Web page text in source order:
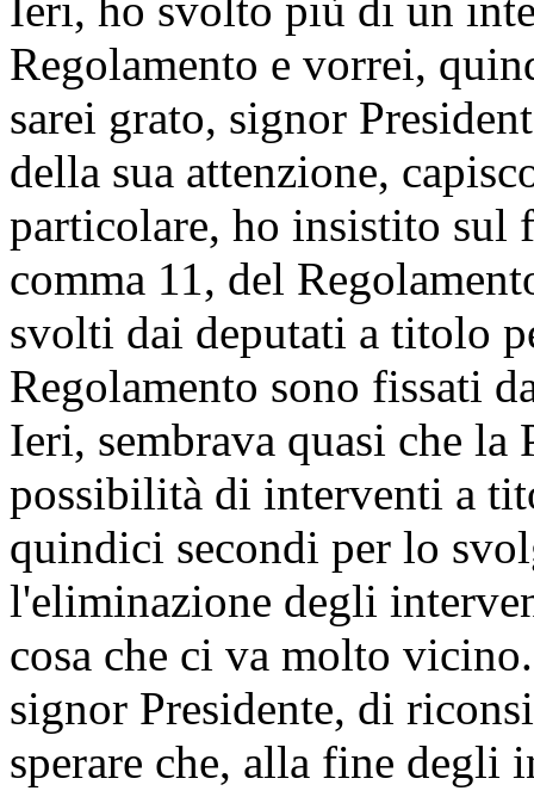
Regolamento e vorrei,
sarei grato, signor
della sua attenzione,
particolare, ho insistito sul
comma 11, del
svolti dai deputati a titolo
Regolamento sono fissati
Ieri, sembrava quasi che la
possibilità di interventi a
quindici secondi per lo
l'eliminazione degli
cosa che ci va molto
signor Presidente, di
sperare che, alla fine degli